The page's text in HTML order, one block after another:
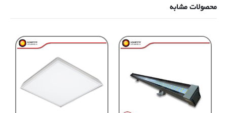
محصولات مشابه